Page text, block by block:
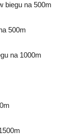
biegu na 500m
500m
na 1000m